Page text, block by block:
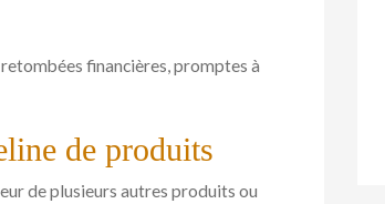
financières, promptes à
de produits
de plusieurs autres produits ou